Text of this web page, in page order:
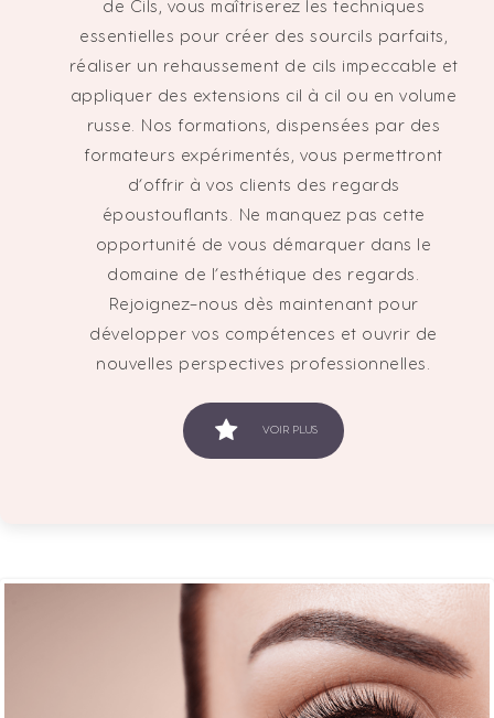
de Cils, vous maîtriserez les techniques
essentielles pour créer des sourcils parfaits,
réaliser un rehaussement de cils impeccable et
appliquer des extensions cil à cil ou en volume
russe. Nos formations, dispensées par des
formateurs expérimentés, vous permettront
d’offrir à vos clients des regards
époustouflants. Ne manquez pas cette
opportunité de vous démarquer dans le
domaine de l’esthétique des regards.
Rejoignez-nous dès maintenant pour
développer vos compétences et ouvrir de
nouvelles perspectives professionnelles.
VOIR PLUS